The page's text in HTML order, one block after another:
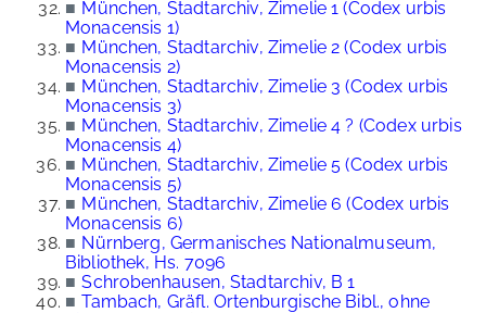
■ München, Stadtarchiv, Zimelie 1 (Codex urbis
Monacensis 1)
■ München, Stadtarchiv, Zimelie 2 (Codex urbis
Monacensis 2)
■ München, Stadtarchiv, Zimelie 3 (Codex urbis
Monacensis 3)
■ München, Stadtarchiv, Zimelie 4 ? (Codex urbis
Monacensis 4)
■ München, Stadtarchiv, Zimelie 5 (Codex urbis
Monacensis 5)
■ München, Stadtarchiv, Zimelie 6 (Codex urbis
Monacensis 6)
■ Nürnberg, Germanisches Nationalmuseum,
Bibliothek, Hs. 7096
■ Schrobenhausen, Stadtarchiv, B 1
■ Tambach, Gräfl. Ortenburgische Bibl., ohne